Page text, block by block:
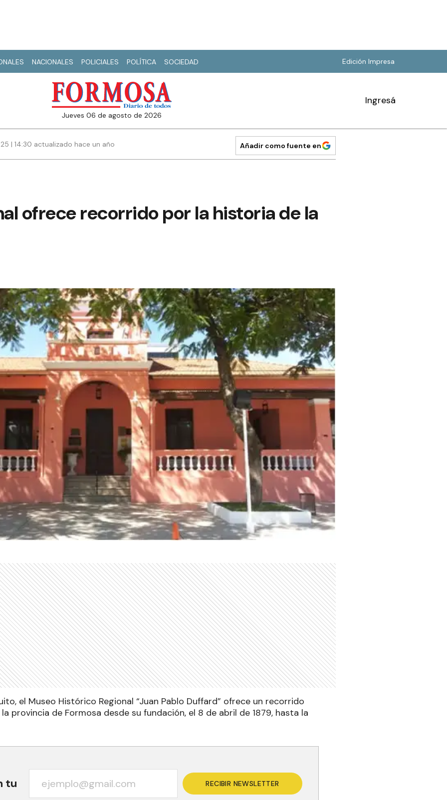
NACIONALES POLICIALES POLÍTICA SOCIEDAD Edición Impresa
jueves 06 de agosto de 2026
Ingresá
| 14:30 actualizado hace un año Añadir como fuente en
ofrece recorrido por la historia de la
el Museo Histórico Regional “Juan Pablo Duffard” ofrece un recorrido
provincia de Formosa desde su fundación, el 8 de abril de 1879, hasta la
tu RECIBIR NEWSLETTER